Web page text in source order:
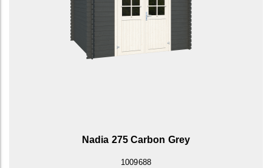
Nadia 275 Carbon Grey
1009688